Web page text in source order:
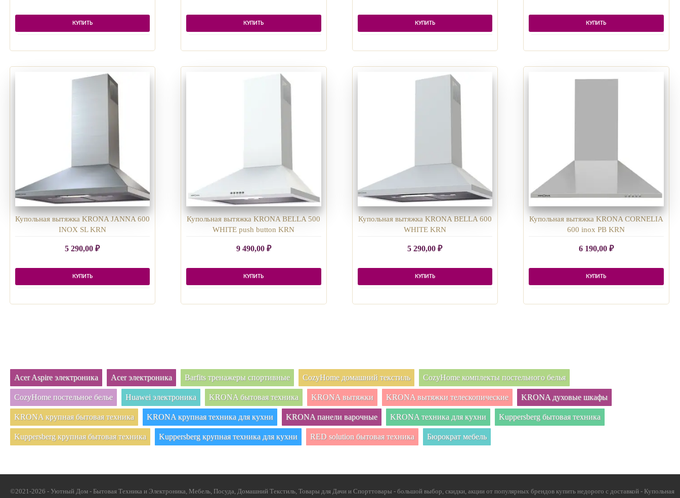
КУПИТЬ КУПИТЬ КУПИТЬ КУПИТЬ
Купольная вытяжка KRONA JANNA 600
INOX SL KRN
5 290,00₽
КУПИТЬ
Купольная вытяжка KRONA BELLA 500
WHITE push button KRN
9 490,00 ₽
КУПИТЬ
Купольная вытяжка KRONA BELLA 600
WHITE KRN
5 290,00₽
КУПИТЬ
Купольная вытяжка KRONA CORNELIA
600 inox PB KRN
6 190,00 ₽
КУПИТЬ
Acer Aspire электроника Acer электроника Barfits тренажеры спортивные CozyHome домашний текстиль CozyHome комплекты постельного белья
CozyHome постельное белье Huawei электроника KRONA бытовая техника KRONA вытяжки KRONA вытяжки телескопические KRONA духовые шкафы
KRONA крупная бытовая техника KRONA крупная техника для кухни KRONA панели варочные KRONA техника для кухни Kuppersberg бытовая техника
Kuppersberg крупная бытовая техника Kuppersberg крупная техника для кухни RED solution бытовая техника Бюрократ мебель
©2021-2026 - Уютный Дом - Бытовая Техника и Электроника, Мебель, Посуда, Домашний Текстиль, Товары для Дачи и Спорттовары - большой выбор, скидки, акции от популярных брендов купить недорого с доставкой - Купольная